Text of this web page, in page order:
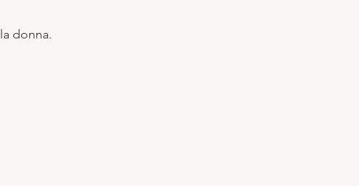
donna.